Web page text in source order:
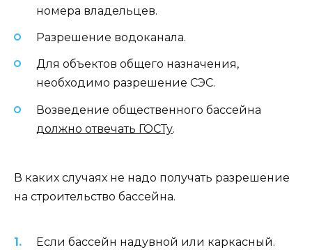
номера владельцев.
Разрешение водоканала.
Для объектов общего назначения,
необходимо разрешение СЭС.
Возведение общественного бассейна
должно отвечать ГОСТу.
В каких случаях не надо получать разрешение
на строительство бассейна.
Если бассейн надувной или каркасный.